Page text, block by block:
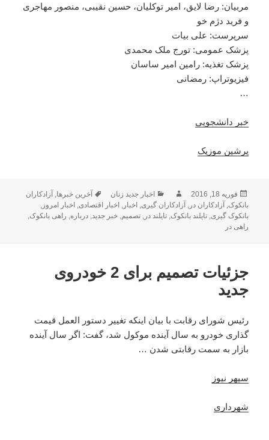
مربیان: رضا لایق، امیر توکلیان، حسین نقیبی، منصور مهاجری
و فرید دژم خو
سرپرست: علی بیات
پزشک عمومی: تورج ملک محمدی
پزشک تغذیه: رامین امیر ساسان
فیزیوتراپ: رمضانی
…
خبر دانشجویی
پرشین موزیک
ارسال
شده
در
فوریه 18, 2016 نویسندهدسته‌ها
اخبار جدید زنان برچسب‌ها
آخرین خبرها, آزادکاران
بانکوک, آزادکاران در, آزادکاران گیری, اخبار, اخبار اقتصادی, اخبار امروز,
بانکوک گیری,تایلند بانکوک,تایلند در,تصمیم,خبر جدید,درباره, راهی بانکوک,
راهی در
جزئیات تصمیم برای 2 خودروی
جدید
رئیس شورای رقابت با بیان اینکه تغییر دستور العمل قیمت
گذاری خودرو به سال آینده موکول شد، گفت: اگر سال آینده
بازار به سمت رقابتی شدن …
سپهر نیوز
شهرداری